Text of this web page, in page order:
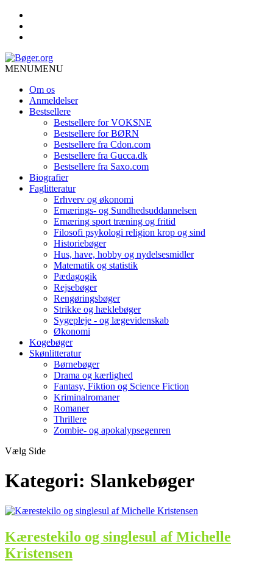
MENUMENU
Om os
Anmeldelser
Bestsellere
Bestsellere for VOKSNE
Bestsellere for BØRN
Bestsellere fra Cdon.com
Bestsellere fra Gucca.dk
Bestsellere fra Saxo.com
Biografier
Faglitteratur
Erhverv og økonomi
Ernærings- og Sundhedsuddannelsen
Ernæring sport træning og fritid
Filosofi psykologi religion krop og sind
Historiebøger
Hus, have, hobby og nydelsesmidler
Matematik og statistik
Pædagogik
Rejsebøger
Rengøringsbøger
Strikke og hæklebøger
Sygepleje - og lægevidenskab
Økonomi
Kogebøger
Skønlitteratur
Børnebøger
Drama og kærlighed
Fantasy, Fiktion og Science Fiction
Kriminalromaner
Romaner
Thrillere
Zombie- og apokalypsegenren
Vælg Side
Kategori: Slankebøger
Kærestekilo og singlesul af Michelle
Kristensen